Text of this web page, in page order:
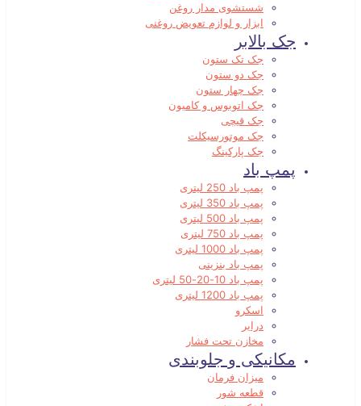
شستشوی مدار روغن
ابزار و لوازم تعویض روغنی
جک بالابر
جک تک ستون
جک دو ستون
جک چهار ستون
جک اتوبوس و کامیون
جک قیچی
جک موتورسیکلت
جک پارکینگ
پمپ باد
پمپ باد 250 لیتری
پمپ باد 350 لیتری
پمپ باد 500 لیتری
پمپ باد 750 لیتری
پمپ باد 1000 لیتری
پمپ باد بنزینی
پمپ باد 10-20-50 لیتری
پمپ باد 1200 لیتری
اسکرو
درایر
مخازن تحت فشار
مکانیکی و جلوبندی
میزان فرمان
قطعه شور